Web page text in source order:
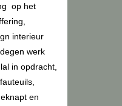
op het
interieur
werk
in opdracht,
en